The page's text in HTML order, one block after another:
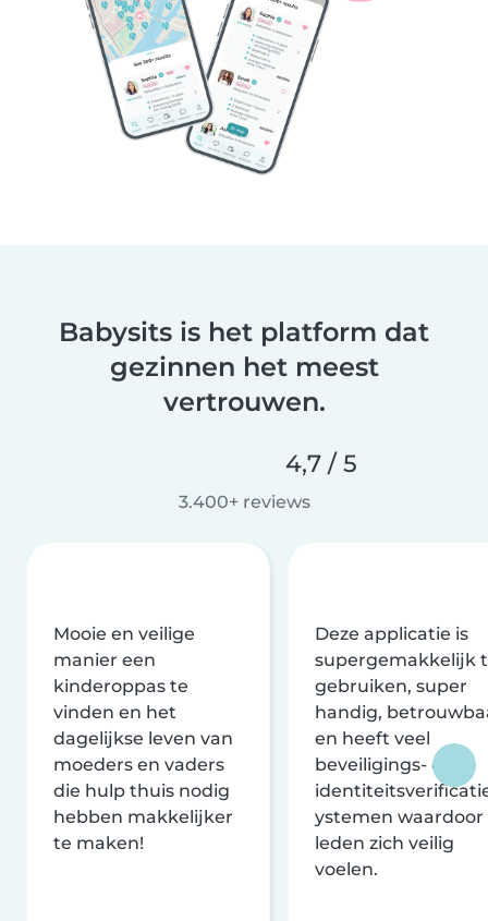
Babysits is het platform dat
gezinnen het meest
vertrouwen.
4,7 / 5
3.400+ reviews
Mooie en veilige
manier een
kinderoppas te
vinden en het
dagelijkse leven van
moeders en vaders
die hulp thuis nodig
hebben makkelijker
te maken!
Deze applicatie is
supergemakkelijk
gebruiken, super
handig,
en heeft veel
beveiligings- en
ystemen waardoor
leden zich veilig
voelen.